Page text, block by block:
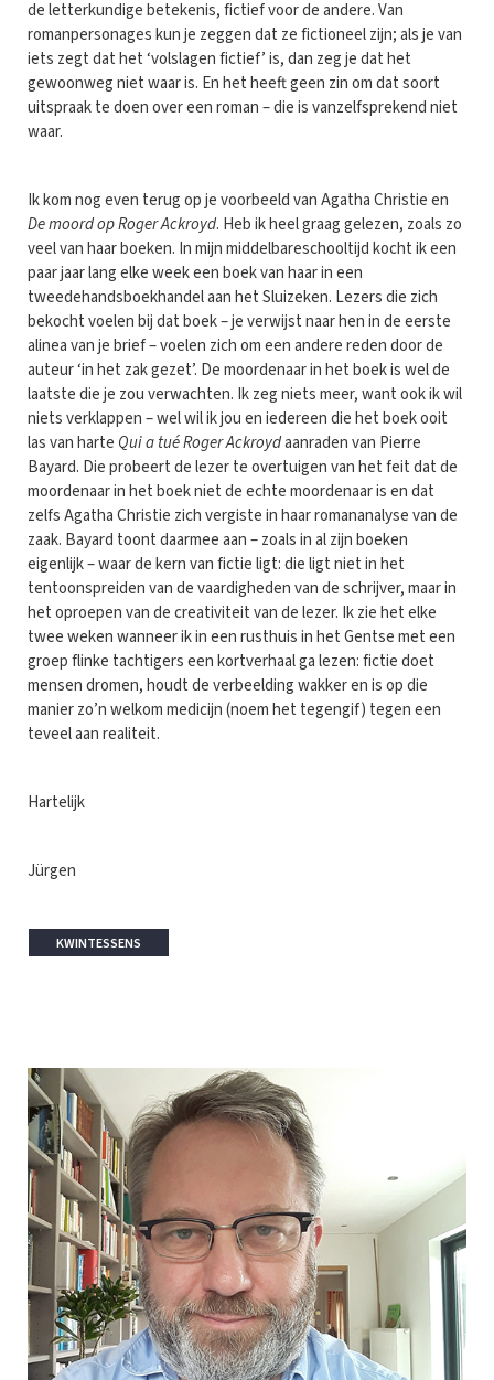
de letterkundige betekenis, fictief voor de andere. Van
romanpersonages kun je zeggen dat ze fictioneel zijn; als je van
iets zegt dat het ‘volslagen fictief’ is, dan zeg je dat het
gewoonweg niet waar is. En het heeft geen zin om dat soort
uitspraak te doen over een roman – die is vanzelfsprekend niet
waar.
Ik kom nog even terug op je voorbeeld van Agatha Christie en
De moord op Roger Ackroyd. Heb ik heel graag gelezen, zoals zo
veel van haar boeken. In mijn middelbareschooltijd kocht ik een
paar jaar lang elke week een boek van haar in een
tweedehandsboekhandel aan het Sluizeken. Lezers die zich
bekocht voelen bij dat boek – je verwijst naar hen in de eerste
alinea van je brief – voelen zich om een andere reden door de
auteur ‘in het zak gezet’. De moordenaar in het boek is wel de
laatste die je zou verwachten. Ik zeg niets meer, want ook ik wil
niets verklappen – wel wil ik jou en iedereen die het boek ooit
las van harte Qui a tué Roger Ackroydaanraden van Pierre
Bayard. Die probeert de lezer te overtuigen van het feit dat de
moordenaar in het boek niet de echte moordenaar is en dat
zelfs Agatha Christie zich vergiste in haar romananalyse van de
zaak. Bayard toont daarmee aan – zoals in al zijn boeken
eigenlijk – waar de kern van fictie ligt: die ligt niet in het
tentoonspreiden van de vaardigheden van de schrijver, maar in
het oproepen van de creativiteit van de lezer. Ik zie het elke
twee weken wanneer ik in een rusthuis in het Gentse met een
groep flinke tachtigers een kortverhaal ga lezen: fictie doet
mensen dromen, houdt de verbeelding wakker en is op die
manier zo’n welkom medicijn (noem het tegengif) tegen een
teveel aan realiteit.
Hartelijk
Jürgen
KWINTESSENS